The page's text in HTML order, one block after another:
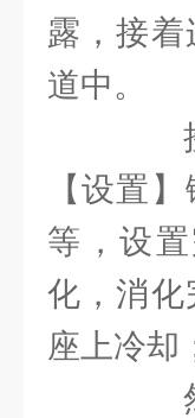
露，接
道中。
接
【设置
等，设
化，消化
座上冷却
然